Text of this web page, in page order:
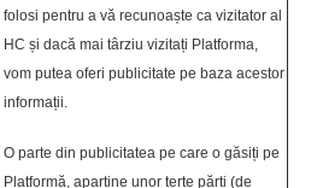
folosi pentru a vă recunoaște ca vizitator al
HC și dacă mai târziu vizitați Platforma,
vom putea oferi publicitate pe baza acestor
informații.
O parte din publicitatea pe care o găsiți pe
Platformă, aparține unor terțe părți (de